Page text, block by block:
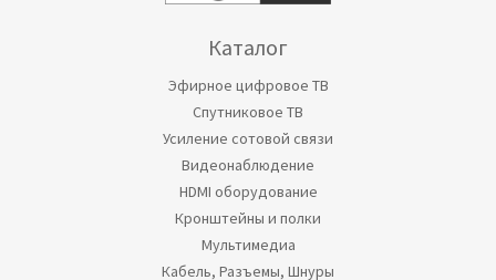
Каталог
Эфирное цифровое ТВ
Спутниковое ТВ
Усиление сотовой связи
Видеонаблюдение
HDMI оборудование
Кронштейны и полки
Мультимедиа
Кабель, Разъемы, Шнуры